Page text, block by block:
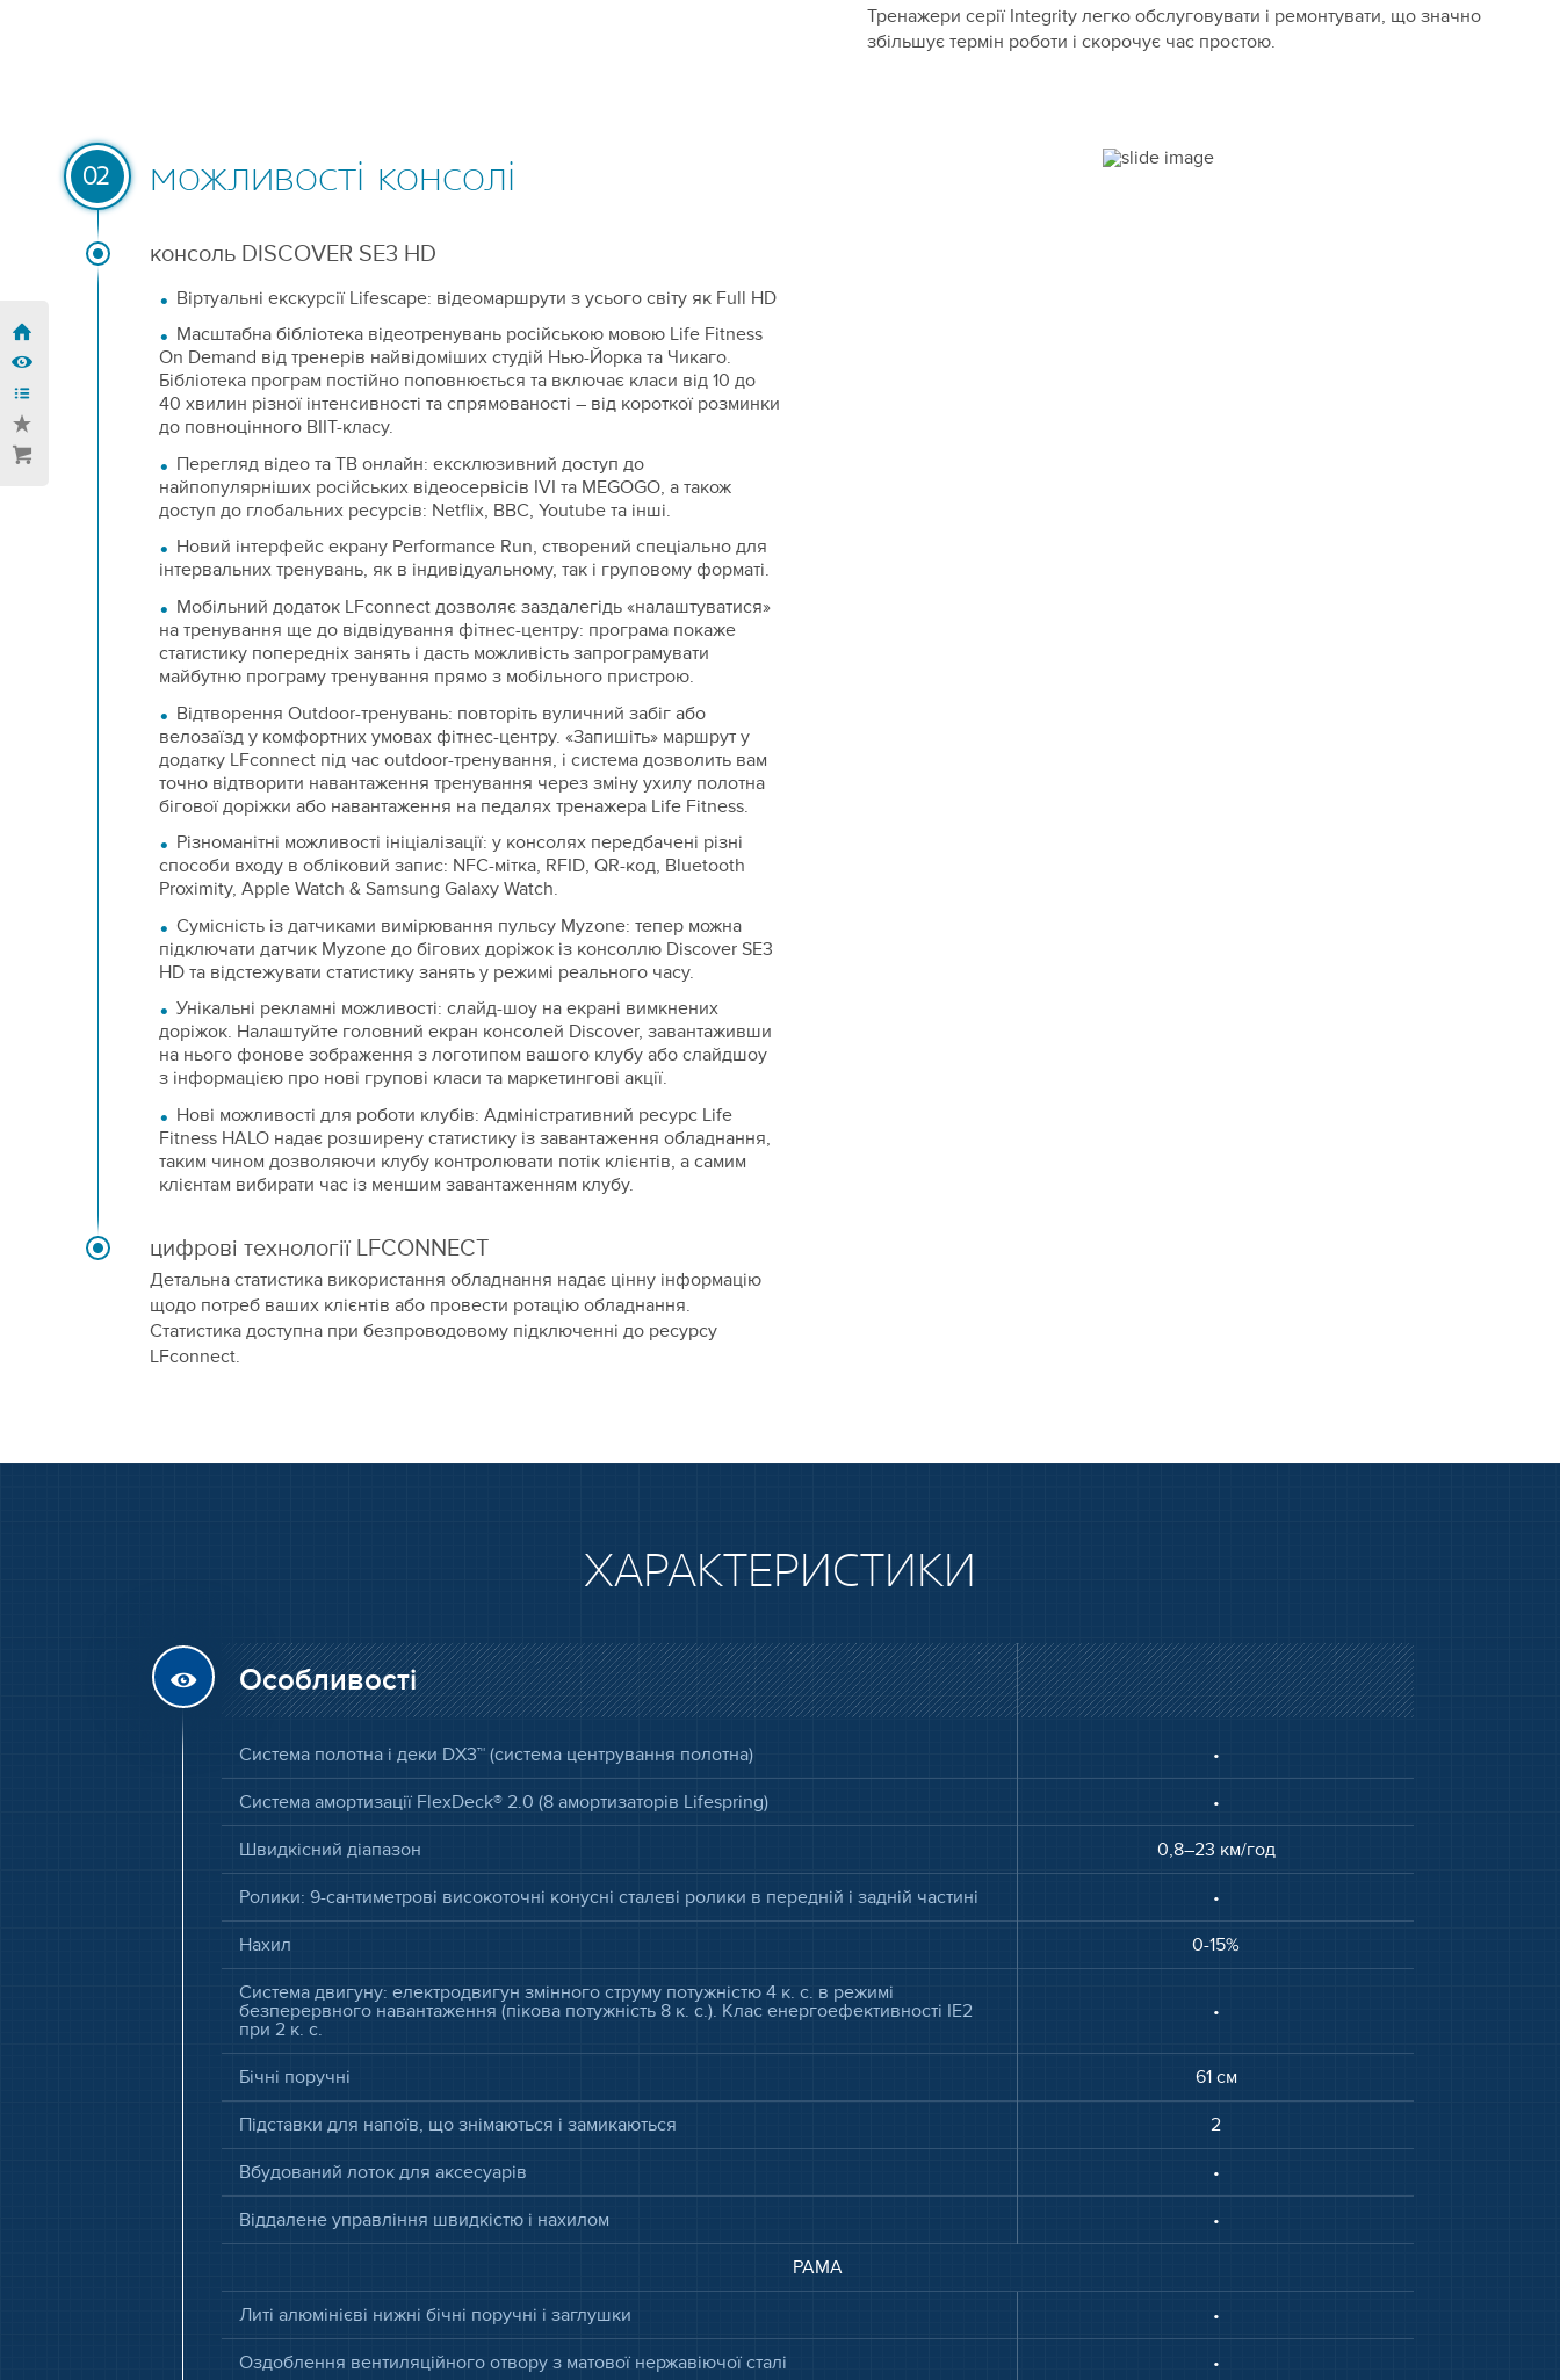
Тренажери серії Integrity легко обслуговувати і ремонтувати, що значно
збільшує термін роботи і скорочує час простою.
02 можливості консолі
консоль DISCOVER SE3 HD
Віртуальні екскурсії Lifescape: відеомаршрути з усього світу як Full HD
Масштабна бібліотека відеотренувань російською мовою Life Fitness
On Demand від тренерів найвідоміших студій Нью-Йорка та Чикаго.
Бібліотека програм постійно поповнюється та включає класи від 10 до
40 хвилин різної інтенсивності та спрямованості – від короткої розминки
до повноцінного ВІІТ-класу.
Перегляд відео та ТВ онлайн: ексклюзивний доступ до
найпопулярніших російських відеосервісів IVI та MEGOGO, а також
доступ до глобальних ресурсів: Netflix, BBC, Youtube та інші.
Новий інтерфейс екрану Performance Run, створений спеціально для
інтервальних тренувань, як в індивідуальному, так і груповому форматі.
Мобільний додаток LFconnect дозволяє заздалегідь «налаштуватися»
на тренування ще до відвідування фітнес-центру: програма покаже
статистику попередніх занять і дасть можливість запрограмувати
майбутню програму тренування прямо з мобільного пристрою.
Відтворення Outdoor-тренувань: повторіть вуличний забіг або
велозаїзд у комфортних умовах фітнес-центру. «Запишіть» маршрут у
додатку LFconnect під час outdoor-тренування, і система дозволить вам
точно відтворити навантаження тренування через зміну ухилу полотна
бігової доріжки або навантаження на педалях тренажера Life Fitness.
Різноманітні можливості ініціалізації: у консолях передбачені різні
способи входу в обліковий запис: NFC-мітка, RFID, QR-код, Bluetooth
Proximity, Apple Watch & Samsung Galaxy Watch.
Сумісність із датчиками вимірювання пульсу Myzone: тепер можна
підключати датчик Myzone до бігових доріжок із консоллю Discover SE3
HD та відстежувати статистику занять у режимі реального часу.
Унікальні рекламні можливості: слайд-шоу на екрані вимкнених
доріжок. Налаштуйте головний екран консолей Discover, завантаживши
на нього фонове зображення з логотипом вашого клубу або слайдшоу
з інформацією про нові групові класи та маркетингові акції.
Нові можливості для роботи клубів: Адміністративний ресурс Life
Fitness HALO надає розширену статистику із завантаження обладнання,
таким чином дозволяючи клубу контролювати потік клієнтів, а самим
клієнтам вибирати час із меншим завантаженням клубу.
цифрові технології LFCONNECT
Детальна статистика використання обладнання надає цінну інформацію
щодо потреб ваших клієнтів або провести ротацію обладнання.
Статистика доступна при безпроводовому підключенні до ресурсу
LFconnect.
ХАРАКТЕРИСТИКИ
Особливості
Система полотна і деки DX3™ (система центрування полотна) •
Система амортизації FlexDeck® 2.0 (8 амортизаторів Lifespring) •
Швидкісний діапазон 0,8–23 км/год
Ролики: 9-сантиметрові високоточні конусні сталеві ролики в передній і задній частині •
Нахил 0-15%
Система двигуну: електродвигун змінного струму потужністю 4 к. с. в режимі
безперервного навантаження (пікова потужність 8 к. с.). Клас енергоефективності IE2
при 2 к. с.
•
Бічні поручні 61 см
Підставки для напоїв, що знімаються і замикаються 2
Вбудований лоток для аксесуарів •
Віддалене управління швидкістю і нахилом •
РАМА
Литі алюмінієві нижні бічні поручні і заглушки •
Оздоблення вентиляційного отвору з матової нержавіючої сталі •